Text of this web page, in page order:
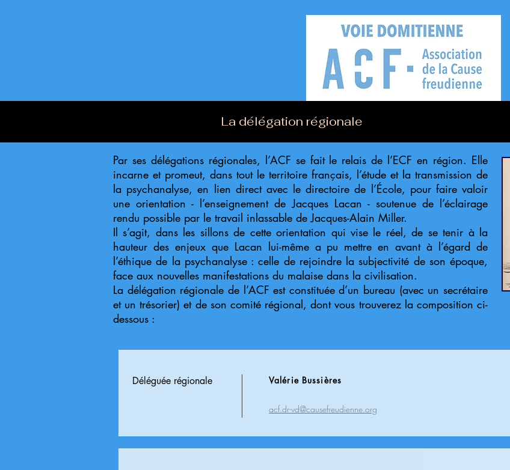
La délégation régionale
Par ses délégations régionales, l’ACF se fait le relais de l’ECF en région. Elle
incarne et promeut, dans tout le territoire français, l’étude et la transmission de
la psychanalyse, en lien direct avec le directoire de l’École, pour faire valoir
une orientation - l’enseignement de Jacques Lacan - soutenue de l’éclairage
rendu possible par le travail inlassable de Jacques-Alain Miller.
Il s’agit, dans les sillons de cette orientation qui vise le réel, de se tenir à la
hauteur des enjeux que Lacan lui-même a pu mettre en avant à l’égard de
l’éthique de la psychanalyse : celle de rejoindre la subjectivité de son époque,
face aux nouvelles manifestations du malaise dans la civilisation.
La délégation régionale de l’ACF est constituée d’un bureau (avec un secrétaire
et un trésorier) et de son comité régional, dont vous trouverez la composition ci-
dessous :
Déléguée régionale Valérie Bussières
acf.dr-vd@causefreudienne.org